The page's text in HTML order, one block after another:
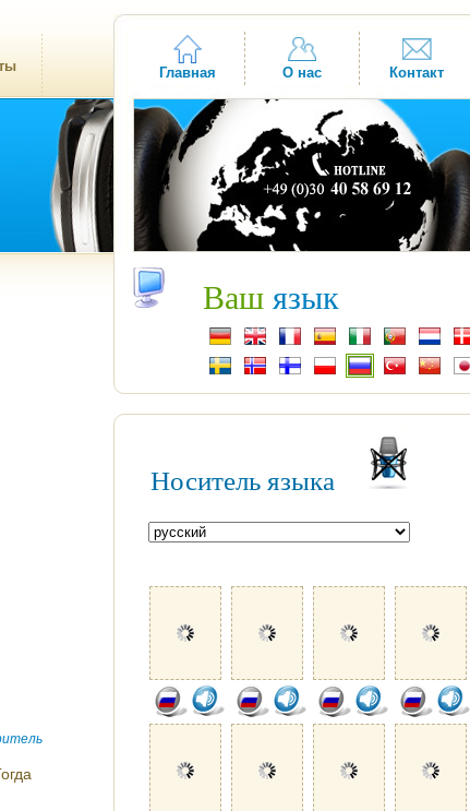
Главная О нас Контакт
Ваш язык
Носитель языка